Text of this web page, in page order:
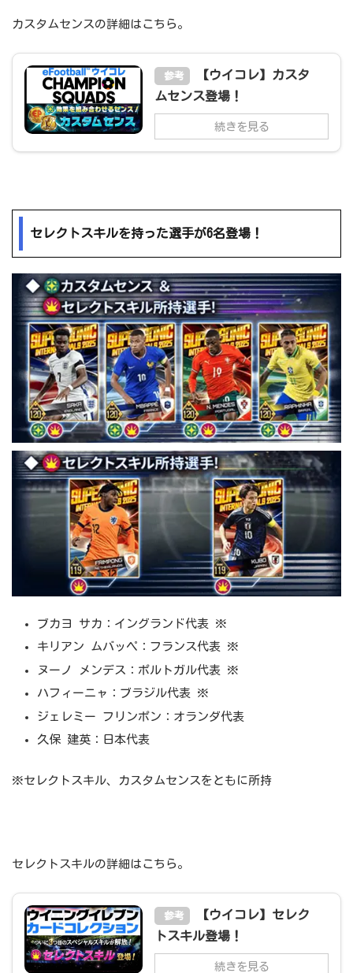
カスタムセンスの詳細はこちら。
参考
【ウイコレ】カスタ
ムセンス登場！
続きを見る
セレクトスキルを持った選手が6名登場！
ブカヨ サカ：イングランド代表 ※
キリアン ムバッペ：フランス代表 ※
ヌーノ メンデス：ポルトガル代表 ※
ハフィーニャ：ブラジル代表 ※
ジェレミー フリンポン：オランダ代表
久保 建英：日本代表
※セレクトスキル、カスタムセンスをともに所持
セレクトスキルの詳細はこちら。
参考
【ウイコレ】セレク
トスキル登場！
続きを見る